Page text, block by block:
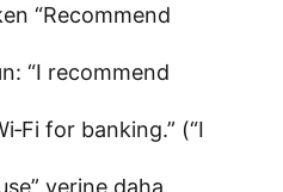
“Recommend
“I recommend
for banking.” (“I
yerine daha